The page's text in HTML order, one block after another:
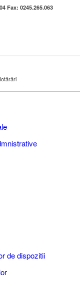
Fax: 0245.265.063
de dispozitii